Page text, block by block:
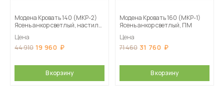
Модена Кровать 140 (МКР-2)
Ясень анкор светлый, настил
Цена
44 910 19 960
В корзину
Модена Кровать 160 (МКР-1)
Ясень анкор светлый, ПМ
Цена
71 460 31 760
В корзину